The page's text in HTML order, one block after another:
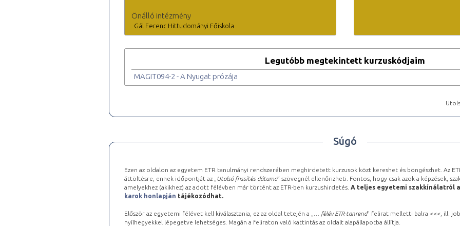
Önálló intézmény
Gál Ferenc Hittudományi Főiskola
Legutóbb megtekintett kurzuskódjaim
MAGIT094-2 - A Nyugat prózája
Súgó
Ezen az oldalon az egyetem ETR tanulmányi rendszerében meghirdetett kurzusok közt kereshet és böngészhet. Az
áttöltésre, ennek időpontját az „ Utolsó frissítés dátuma” szövegnél ellenőrizheti. Fontos, hogy csak azok a képzések,
amelyekhez (akikhez) az adott félévben már történt az ETR-ben kurzushirdetés. A teljes egyetemi szakkínálatról a
karok honlapján tájékozódhat.
Először az egyetemi félévet kell kiválasztania, ez az oldal tetején a „ … félév ETR-tanrend” felirat melletti balra <<<, ill.
nyílhegyekkel lépegetve lehetséges. Magán a feliraton való kattintás az oldalt alapállapotba állítja.